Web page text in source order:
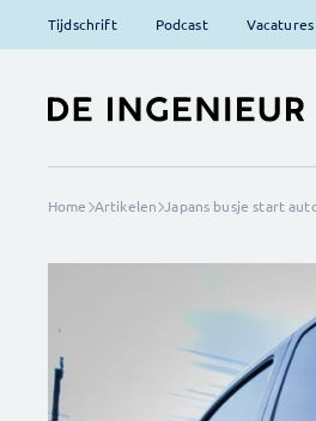
Tijdschrift Podcast Vacatures
Home Artikelen Japans busje start